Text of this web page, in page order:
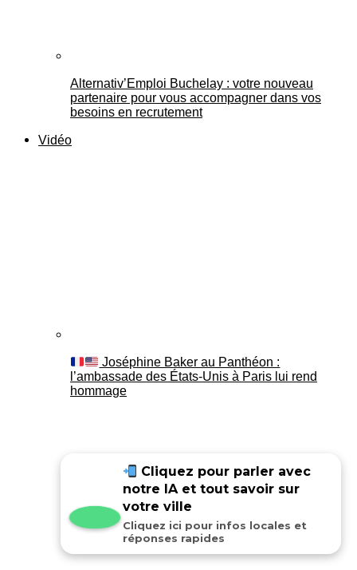
Alternativ’Emploi Buchelay : votre nouveau
partenaire pour vous accompagner dans vos
besoins en recrutement
Vidéo
Joséphine Baker au Panthéon :
l’ambassade des États-Unis à Paris lui rend
hommage
Cliquez pour parler avec
notre IA et tout savoir sur
votre ville
Cliquez ici pour infos locales et
réponses rapides